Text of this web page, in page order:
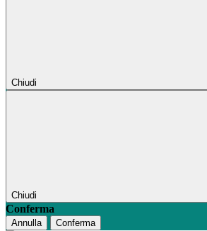
Chiudi
Chiudi
Conferma
Annulla Conferma